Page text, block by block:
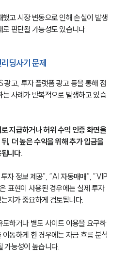
고 시장 변동으로 인해 손실이 발생
판단될 가능성도 있습니다.
딩사기 문제
광고, 투자 플랫폼 광고 등을 통해 접
사례가 반복적으로 발생하고 있습
지급하거나 허위 수익 인증 화면을
, 더 높은 수익을 위해 추가 입금을
니다.
자 정보 제공”, “AI 자동매매”, “VIP
표현이 사용된 경우에는 실제 투자
지가 중요하게 검토됩니다.
하거나 별도 사이트 이용을 요구하
동하게 한 경우에는 자금 흐름 분석
가능성이 높습니다.